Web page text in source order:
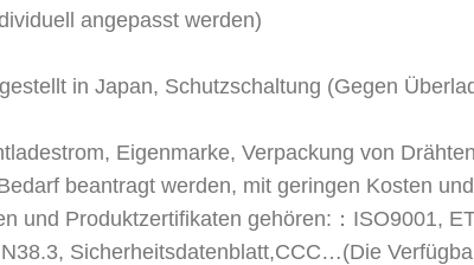
angepasst werden)
in Japan, Schutzschaltung (Gegen
Eigenmarke, Verpackung von
beantragt werden, mit geringen Kosten
und Produktzertifikaten gehören:：ISO9001,
Sicherheitsdatenblatt,CCC…(Die